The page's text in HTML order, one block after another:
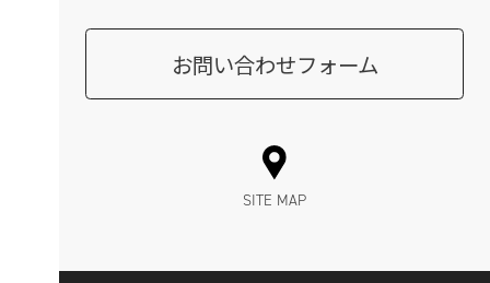
お問い合わせフォーム
SITE MAP